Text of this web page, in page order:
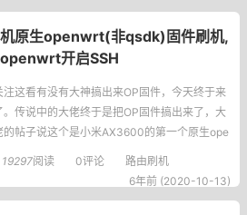
原生openwrt(非qsdk)固件刷机,
开启SSH
注这看有没有大神搞出来OP固件，今天终于来
。传说中的大佬终于是把OP固件搞出来了，大
的帖子说这个是小米AX3600的第一个原生ope
nwrt固件。虽然有点小BUG，但是不影响使用，
原文在文章底部，可以去看看是否有更新。请刷
19297阅读 0评论
路由刷机
6年前 (2020-10-13)